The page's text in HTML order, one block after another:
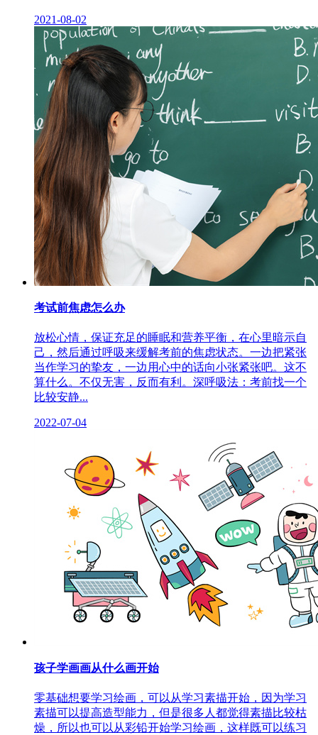
2021-08-02
考试前焦虑怎么办
放松心情，保证充足的睡眠和营养平衡，在心里暗示自
己，然后通过呼吸来缓解考前的焦虑状态。一边把紧张
当作学习的挚友，一边用心中的话向小张紧张吧。这不
算什么。不仅无害，反而有利。深呼吸法：考前找一个
比较安静...
2022-07-04
孩子学画画从什么画开始
零基础想要学习绘画，可以从学习素描开始，因为学习
素描可以提高造型能力，但是很多人都觉得素描比较枯
燥，所以也可以从彩铅开始学习绘画，这样既可以练习